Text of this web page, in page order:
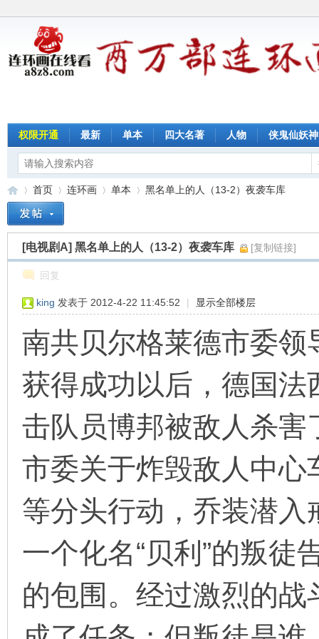
权限开通 最新 单本 四大名著 人物 侠鬼仙妖神
»
首页
›
连环画
›
单本
›
黑名单上的人（13-2）夜袭车库
[电视剧A] 黑名单上的人（13-2）夜袭车库 [复制链接]
回复
king 发表于 2012-4-22 11:45:52 | 显示全部楼层
南共贝尔格莱德市委
获得成功以后，德国
击队员博邦被敌人杀
市委关于炸毁敌人中
等分头行动，乔装潜
一个化名“贝利”的叛徒
的包围。经过激烈的